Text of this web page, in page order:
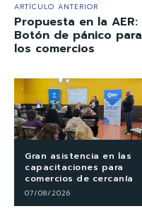
ARTÍCULO ANTERIOR
Propuesta en la AER:
Botón de pánico para
los comercios
Gran asistencia en las
capacitaciones para
comercios de cercanía
07/08/2026